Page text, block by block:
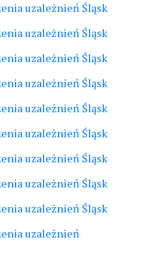
uzależnień Śląsk
uzależnień Śląsk
uzależnień Śląsk
uzależnień Śląsk
uzależnień Śląsk
uzależnień Śląsk
uzależnień Śląsk
uzależnień Śląsk
uzależnień Śląsk
uzależnień